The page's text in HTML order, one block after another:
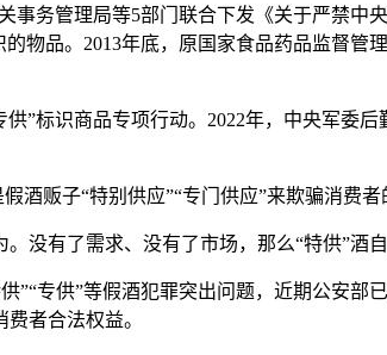
务管理局等5部门联合下发《关于严禁中
物品。2013年底，原国家食品药品监督管
”标识商品专项行动。2022年，中央军委
酒贩子“特别供应”“专门供应”来欺骗消费者
没有了需求、没有了市场，那么“特供”酒
专供”等假酒犯罪突出问题，近期公安部
者合法权益。